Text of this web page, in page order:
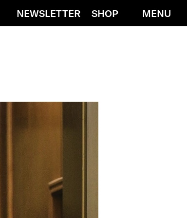
SucheNEWSLETTER SHOP MENU